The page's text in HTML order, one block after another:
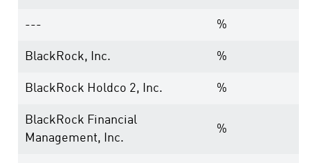
--- %
BlackRock, Inc. %
BlackRock Holdco 2, Inc. %
BlackRock Financial
Management, Inc.
%